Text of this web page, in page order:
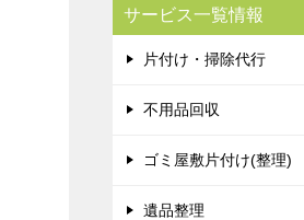
サービス一覧情報
片付け・掃除代行
不用品回収
ゴミ屋敷片付け(整理)
遺品整理